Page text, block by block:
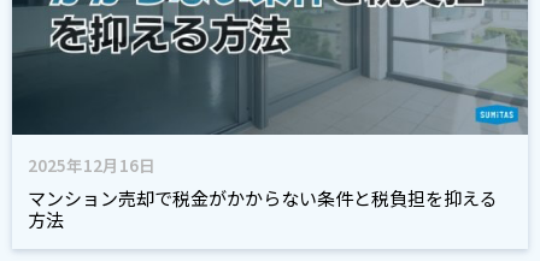
2025年12月16日
マンション売却で税金がかからない条件と税負担を抑える
方法